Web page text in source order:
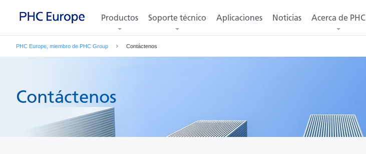
Productos Soporte técnico Aplicaciones Noticias Acerca de PHC
PHC Europe, miembro de PHC Group Contáctenos
Contáctenos